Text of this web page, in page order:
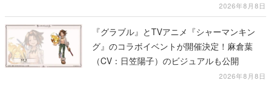
2026年8月8日
『グラブル』とTVアニメ『シャーマンキン
グ』のコラボイベントが開催決定！麻倉葉
（CV：日笠陽子）のビジュアルも公開
2026年8月8日